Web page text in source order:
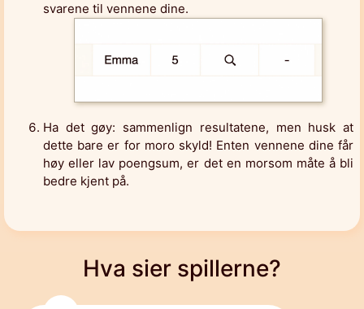
svarene til vennene dine.
Ha det gøy: sammenlign resultatene, men husk at
dette bare er for moro skyld! Enten vennene dine får
høy eller lav poengsum, er det en morsom måte å bli
bedre kjent på.
Hva sier spillerne?